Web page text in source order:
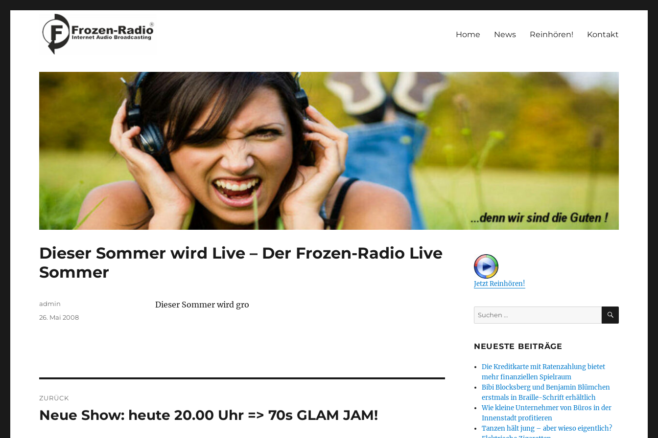
Frozen-Radio
Home News Reinhören! Kontakt
Dieser Sommer wird Live – Der Frozen-Radio Live
Sommer
Dieser Sommer wird gro
Autor
admin
Veröffentlicht
26. Mai 2008
ZURÜCK
Vorheriger
Neue Show: heute 20.00 Uhr => 70s GLAM JAM!
Jetzt Reinhören!
Suchen
nach:
SUCHEN
NEUESTE BEITRÄGE
Die Kreditkarte mit Ratenzahlung bietet
mehr finanziellen Spielraum
Bibi Blocksberg und Benjamin Blümchen
erstmals in Braille-Schrift erhältlich
Wie kleine Unternehmer von Büros in der
Innenstadt profitieren
Tanzen hält jung – aber wieso eigentlich?